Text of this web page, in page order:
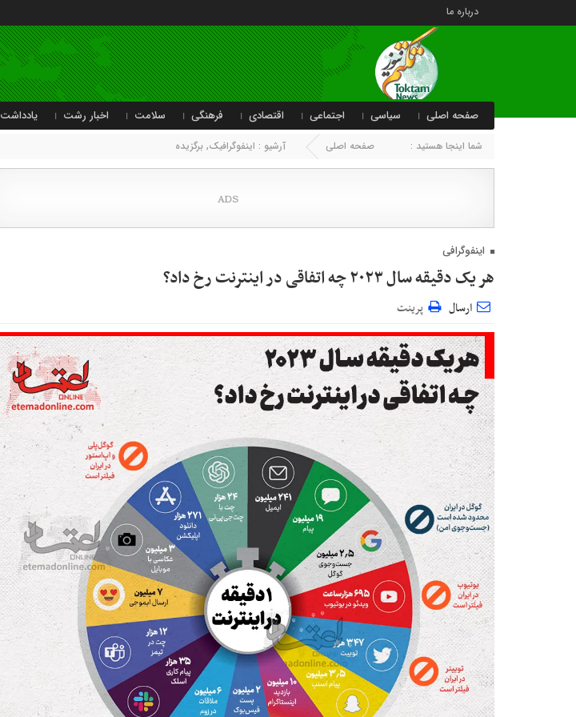
درباره ما
صفحه اصلی سیاسی اجتماعی اقتصادی فرهنگی سلامت اخبار رشت یادداشت
شما اینجا هستید : صفحه اصلی آرشیو : اینفوگرافیک, برگزیده
اینفوگرافی
هر یک دقیقه سال ۲۰۲۳ چه اتفاقی در اینترنت رخ داد؟
ارسال پرینت